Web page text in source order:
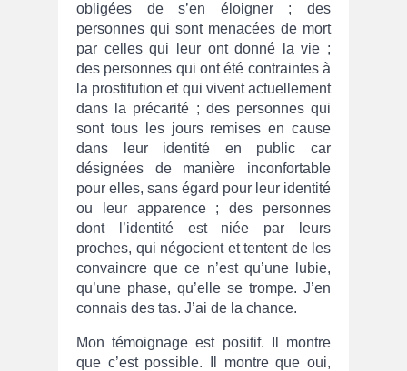
obligées de s’en éloigner ; des
personnes qui sont menacées de mort
par celles qui leur ont donné la vie ;
des personnes qui ont été contraintes à
la prostitution et qui vivent actuellement
dans la précarité ; des personnes qui
sont tous les jours remises en cause
dans leur identité en public car
désignées de manière inconfortable
pour elles, sans égard pour leur identité
ou leur apparence ; des personnes
dont l’identité est niée par leurs
proches, qui négocient et tentent de les
convaincre que ce n’est qu’une lubie,
qu’une phase, qu’elle se trompe. J’en
connais des tas. J’ai de la chance.
Mon témoignage est positif. Il montre
que c’est possible. Il montre que oui,